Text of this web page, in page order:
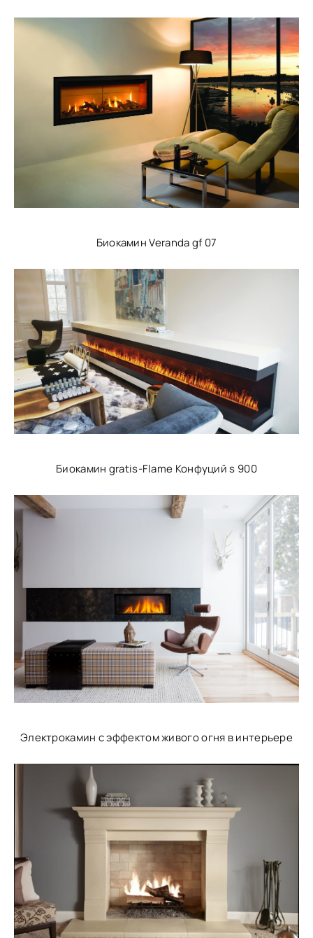
Биокамин Veranda gf 07
Биокамин gratis-Flame Конфуций s 900
Электрокамин с эффектом живого огня в интерьере